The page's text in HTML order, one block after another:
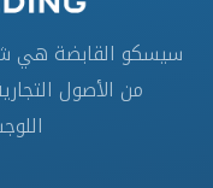
سيسكو القابضة هي
من الأصول